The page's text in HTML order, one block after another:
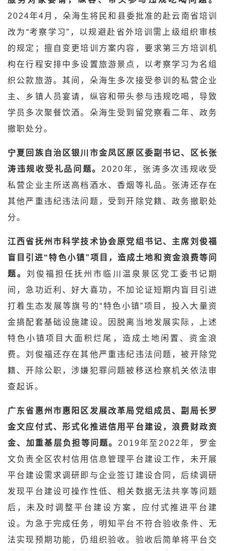
2024年4月，朵海生将民和县委批准的赴云南省培训
改为“考察学习”，以规避赴省外培训需上级组织审核
的规定；擅自变更培训方案内容，要求第三方培训机
构在行程安排中多设置旅游景点，以考察学习为名组
织公款旅游。其间，朵海生多次接受参训的私营企业
主、乡镇人员宴请，纵容和带头参与违规吃喝，导致
学员多次聚餐饮酒。朵海生受到留党察看二年、政务
撤职处分。
宁夏回族自治区银川市金凤区原区委副书记、区长张
涛违规收受礼品问题。 2020年，张涛多次违规收受
私营企业主所送高档酒水、香烟等礼品。张涛还存在
其他严重违纪违法问题，受到开除党籍、政务撤职处
分。
江西省抚州市科学技术协会原党组书记、主席刘俊福
盲目引进“特色小镇”项目，造成土地和资金浪费等问
题。刘俊福担任抚州市临川温泉景区党工委书记期
间，急功近利、好大喜功，不加论证短期内盲目引进
打着生态发展等旗号的“特色小镇”项目，投入大量资
金搞配套基础设施建设。因脱离当地发展实际，上述
特色小镇项目大面积烂尾，造成土地闲置、资金浪
费。刘俊福还存在其他严重违纪违法问题，被开除党
籍、开除公职，涉嫌犯罪问题被移送检察机关依法审
查起诉。
广东省惠州市惠阳区发展改革局党组成员、副局长罗
金文应付式、形式化推进信用平台建设，浪费财政资
金、加重基层负担等问题。 2019年至2022年，罗金
文负责全区农村信用信息管理平台建设工作，未开展
平台建设需求调研即与企业签订建设合同，后续调研
发现平台建设可操作性低、相关数据无法共享等问题
后，未及时调整平台建设方案，应付式推进平台建
设。为急于完成任务，明知平台不符合验收条件、无
法实现预期功能，仍组织验收。验收后简单将平台交